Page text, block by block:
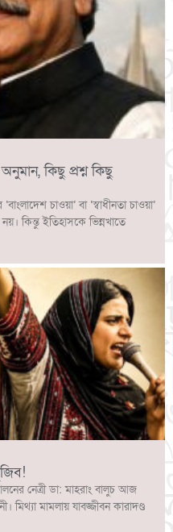
কিছু প্রশ্ন কিছু
চাওয়া’ বা ‘স্বাধীনতা চাওয়া’
কিন্তু ইতিহাসকে ভিন্নখাতে
নেত্রী ডা: মাহরাং বালুচ আজ
মিথ্যা মামলায় যাবজ্জীবন কারাদণ্ড